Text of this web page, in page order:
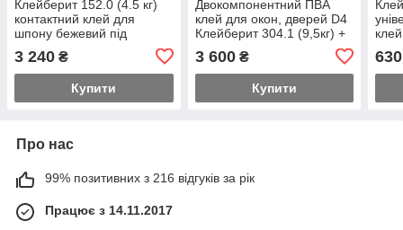
Клейберит 152.0 (4.5 кг)
контактний клей для
шпону бежевий під
розпорошення Kleiberit
152.0
3 240 ₴
Купити
Двокомпонентний ПВА
клей для окон, дверей D4
Клейберит 304.1 (9,5кг) +
затверджувач 304.3 (0,5
кг) Комплект 10 кг
3 600₴
Купити
630
Про нас
99% позитивних з 216 відгуків за рік
Працює з 14.11.2017